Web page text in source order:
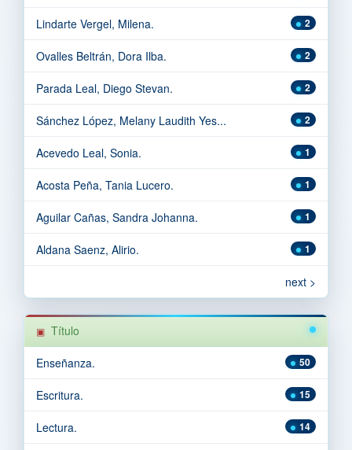
2
Lindarte Vergel, Milena.
2
Ovalles Beltrán, Dora Ilba.
2
Parada Leal, Diego Stevan.
2
Sánchez López, Melany Laudith Yes...
1
Acevedo Leal, Sonia.
1
Acosta Peña, Tania Lucero.
1
Aguilar Cañas, Sandra Johanna.
1
Aldana Saenz, Alirio.
next >
Título
50
Enseñanza.
15
Escritura.
14
Lectura.